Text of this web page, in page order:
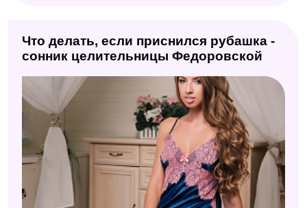
Что делать, если приснился рубашка -
сонник целительницы Федоровской